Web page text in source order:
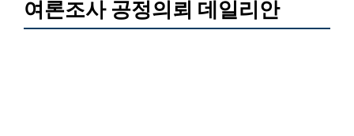
여론조사 공정의뢰 데일리안